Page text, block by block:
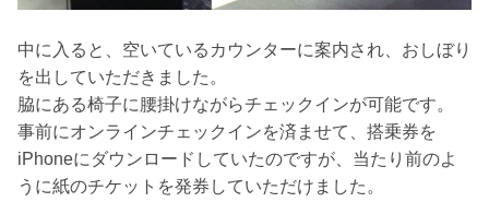
中に入ると、空いているカウンターに案内され、おしぼり
を出していただきました。
脇にある椅子に腰掛けながらチェックインが可能です。
事前にオンラインチェックインを済ませて、搭乗券を
iPhoneにダウンロードしていたのですが、当たり前のよ
うに紙のチケットを発券していただけました。